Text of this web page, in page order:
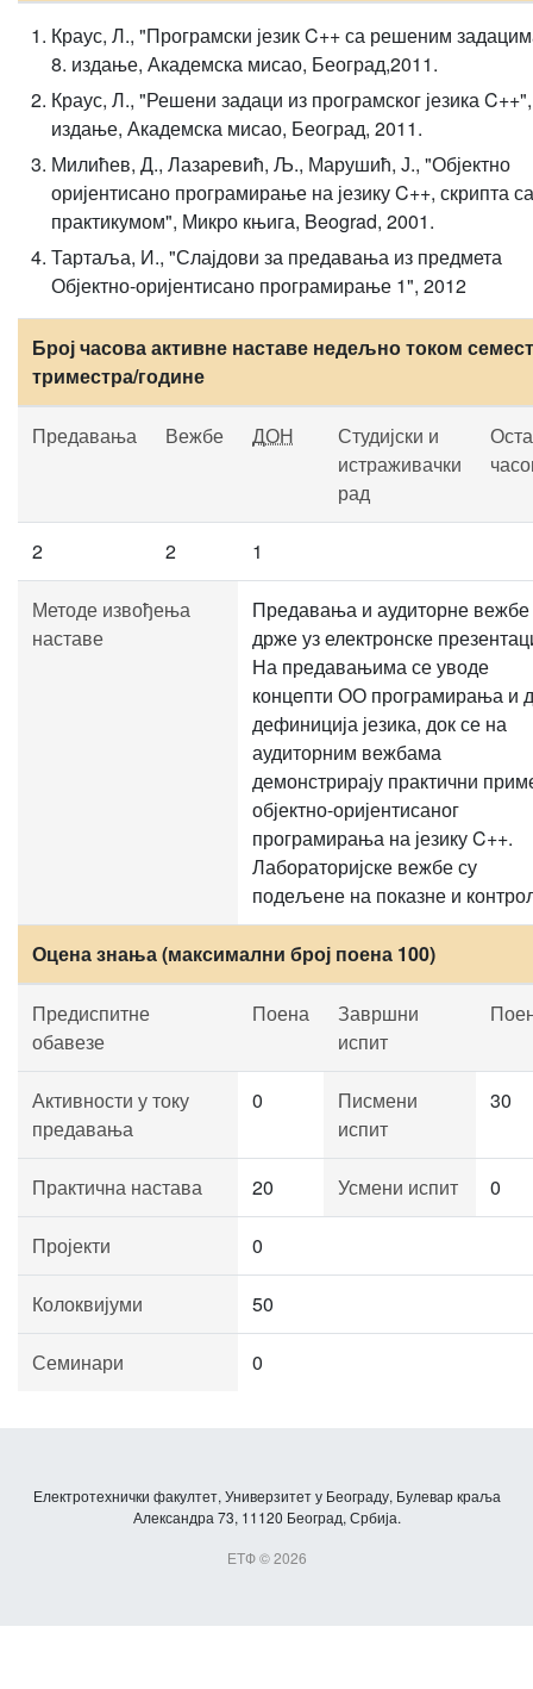
Краус, Л., "Програмски језик C++ са решеним
8. издање, Академска мисао, Београд,2011.
Краус, Л., "Решени задаци из програмског језика
издање, Академска мисао, Београд, 2011.
Милићев, Д., Лазаревић, Љ., Марушић, Ј., "Објектно
оријентисано програмирање на језику C++, скрипта са
практикумом", Микро књига, Beograd, 2001.
Тартаља, И., "Слајдови за предавања из предмета
Објектно-оријентисано програмирање 1", 2012
Број часова активне наставе недељно током
триместра/године
Предавања Вежбе ДОН
Студијски и
истраживачки
рад
2 2 1
Методе извођења
наставе
Предавања и аудиторне вежбе
држе уз електронске
На предавањима се уводе
концeпти ОО програмирања и
дефиниција језика, док се на
аудиторним вежбама
демонстрирају практични
објектно-оријентисаног
програмирања на језику C++.
Лабораторијске вежбе су
подељене на показне и
Оцена знања (максимални број поена 100)
Предиспитне
обавезе
Поена
Завршни
испит
Активности у току
предавања
0
Писмени
испит
30
Практична настава 20 Усмени испит 0
Пројекти 0
Колоквијуми 50
Семинари 0
Електротехнички факултет, Универзитет у Београду, Булевар краља
Александра 73, 11120 Београд, Србија.
ЕТФ © 2026